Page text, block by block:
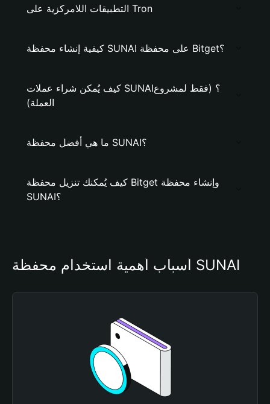
التطبيقات اللامركزية على Tron
كيفية إنشاء محفظة SUNAI على محفظة Bitget؟
كيف يُمكن شراء عملات SUNAI؟ (فقط لمشروع
العملة)
ما هي أفضل محفظة SUNAI؟
كيف يُمكنك تنزيل محفظة Bitget وإنشاء محفظة
SUNAI؟
أسباب أهمية استخدام محفظة SUNAI